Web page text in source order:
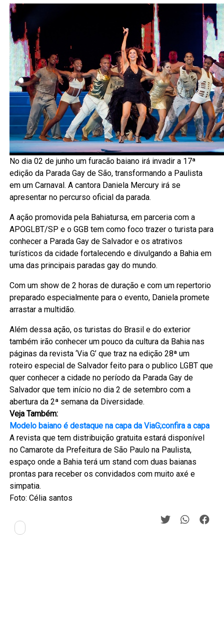
No dia 02 de junho um furacão baiano irá invadir a 17ª
edição da Parada Gay de São, transformando a Paulista
em um Carnaval. A cantora Daniela Mercury irá se
apresentar no percurso oficial da parada.
A ação promovida pela Bahiatursa, em parceria com a
APOGLBT/SP e o GGB tem como foco trazer o turista para
conhecer a Parada Gay de Salvador e os atrativos
turísticos da cidade fortalecendo e divulgando a Bahia em
uma das principais paradas gay do mundo.
Com um show de 2 horas de duração e com um repertorio
preparado especialmente para o evento, Daniela promete
arrastar a multidão.
Além dessa ação, os turistas do Brasil e do exterior
também irão conhecer um pouco da cultura da Bahia nas
páginas da revista ‘Via G’ que traz na edição 28ª um
roteiro especial de Salvador feito para o publico LGBT que
quer conhecer a cidade no período da Parada Gay de
Salvador que tem início no dia 2 de setembro com a
abertura da 2ª semana da Diversidade.
Veja Também:
Modelo baiano é destaque na capa da ViaG;confira a capa
A revista que tem distribuição gratuita estará disponível
no Camarote da Prefeitura de São Paulo na Paulista,
espaço onde a Bahia terá um stand com duas baianas
prontas para receber os convidados com muito axé e
simpatia.
Foto: Célia santos